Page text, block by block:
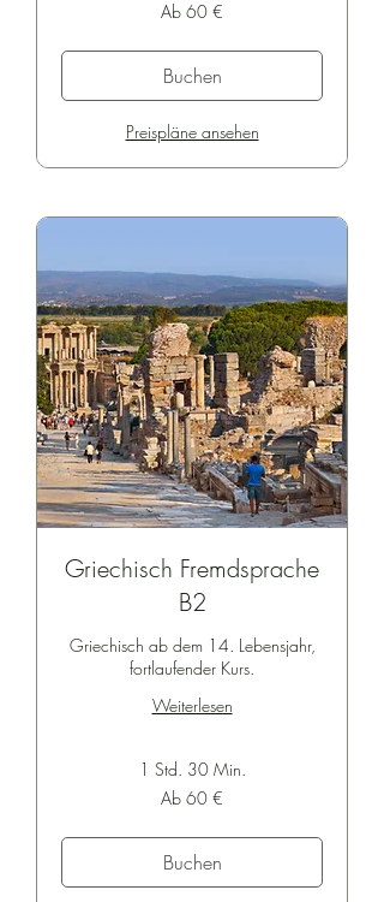
Ab 60 €
Buchen
Preispläne ansehen
Griechisch Fremdsprache
B2
Griechisch ab dem 14. Lebensjahr,
fortlaufender Kurs.
Weiterlesen
1 Std. 30 Min.
Ab 60 €
Buchen